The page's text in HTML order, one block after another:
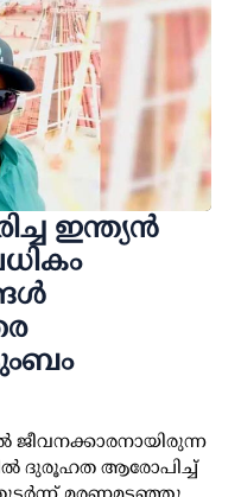
ഇന്ത്യന്‍
ദുരൂഹത ആരോപിച്ച്
മരണമടഞ്ഞു